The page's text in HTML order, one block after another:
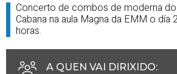
Concerto de combos de moderna
Cabana na aula Magna da EMM o día
horas.
A QUEN VAI DIRIXIDO: